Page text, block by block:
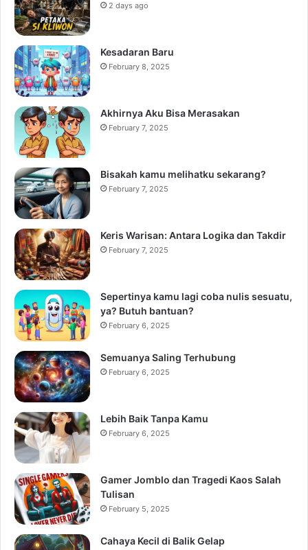
2 days ago
Kesadaran Baru
February 8, 2025
Akhirnya Aku Bisa Merasakan
February 7, 2025
Bisakah kamu melihatku sekarang?
February 7, 2025
Keris Warisan: Antara Logika dan Takdir
February 7, 2025
Sepertinya kamu lagi coba nulis sesuatu,
ya? Butuh bantuan?
February 6, 2025
Semuanya Saling Terhubung
February 6, 2025
Lebih Baik Tanpa Kamu
February 6, 2025
Gamer Jomblo dan Tragedi Kaos Salah
Tulisan
February 5, 2025
Cahaya Kecil di Balik Gelap